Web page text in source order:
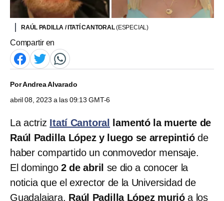
RAÚL PADILLA / ITATÍ CANTORAL(ESPECIAL)
Compartir en
PorAndrea Alvarado
abril 08, 2023 a las 09:13 GMT-6
La actriz Itatí Cantoral
lamentó la muerte de
Raúl Padilla López y luego se arrepintióde
haber compartido un conmovedor mensaje.
El domingo 2 de abril se dio a conocer la
noticia que el exrector de la Universidad de
Guadalajara, Raúl Padilla López murióa los